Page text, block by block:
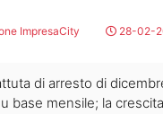
ImpresaCity 28-02-
di arresto di
base mensile; la